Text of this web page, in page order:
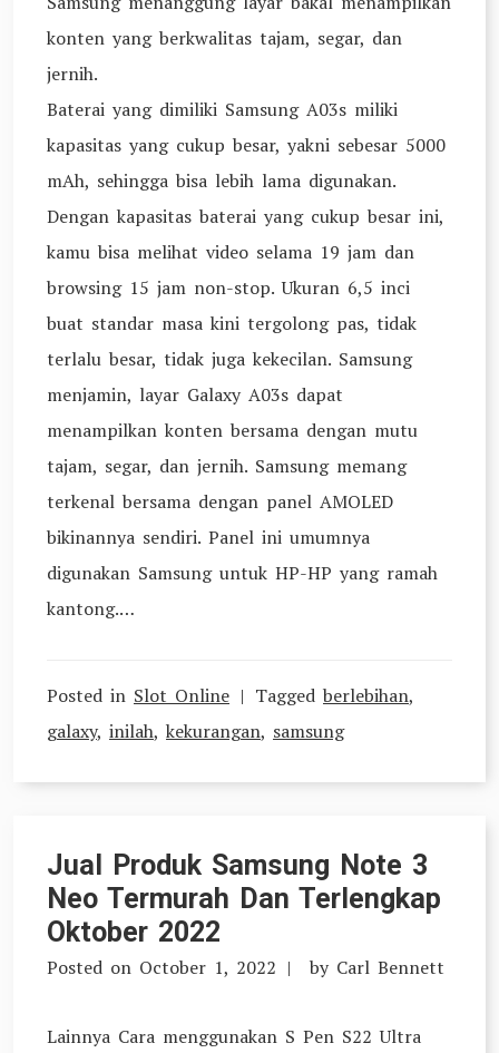
konten yang berkwalitas tajam, segar, dan
jernih.
Baterai yang dimiliki Samsung A03s miliki
kapasitas yang cukup besar, yakni sebesar 5000
mAh, sehingga bisa lebih lama digunakan.
Dengan kapasitas baterai yang cukup besar ini,
kamu bisa melihat video selama 19 jam dan
browsing 15 jam non-stop. Ukuran 6,5 inci
buat standar masa kini tergolong pas, tidak
terlalu besar, tidak juga kekecilan. Samsung
menjamin, layar Galaxy A03s dapat
menampilkan konten bersama dengan mutu
tajam, segar, dan jernih. Samsung memang
terkenal bersama dengan panel AMOLED
bikinannya sendiri. Panel ini umumnya
digunakan Samsung untuk HP-HP yang ramah
kantong.…
Posted in Slot Online Tagged berlebihan,
galaxy, inilah, kekurangan, samsung
Jual Produk Samsung Note 3
Neo Termurah Dan Terlengkap
Oktober 2022
Posted on October 1, 2022 by Carl Bennett
Lainnya Cara menggunakan S Pen S22 Ultra